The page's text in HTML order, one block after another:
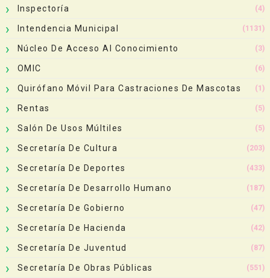
Inspectoría (4)
Intendencia Municipal (1131)
Núcleo De Acceso Al Conocimiento (3)
OMIC (6)
Quirófano Móvil Para Castraciones De Mascotas (1)
Rentas (5)
Salón De Usos Múltiles (5)
Secretaría De Cultura (203)
Secretaría De Deportes (433)
Secretaría De Desarrollo Humano (187)
Secretaría De Gobierno (47)
Secretaría De Hacienda (42)
Secretaría De Juventud (87)
Secretaría De Obras Públicas (551)